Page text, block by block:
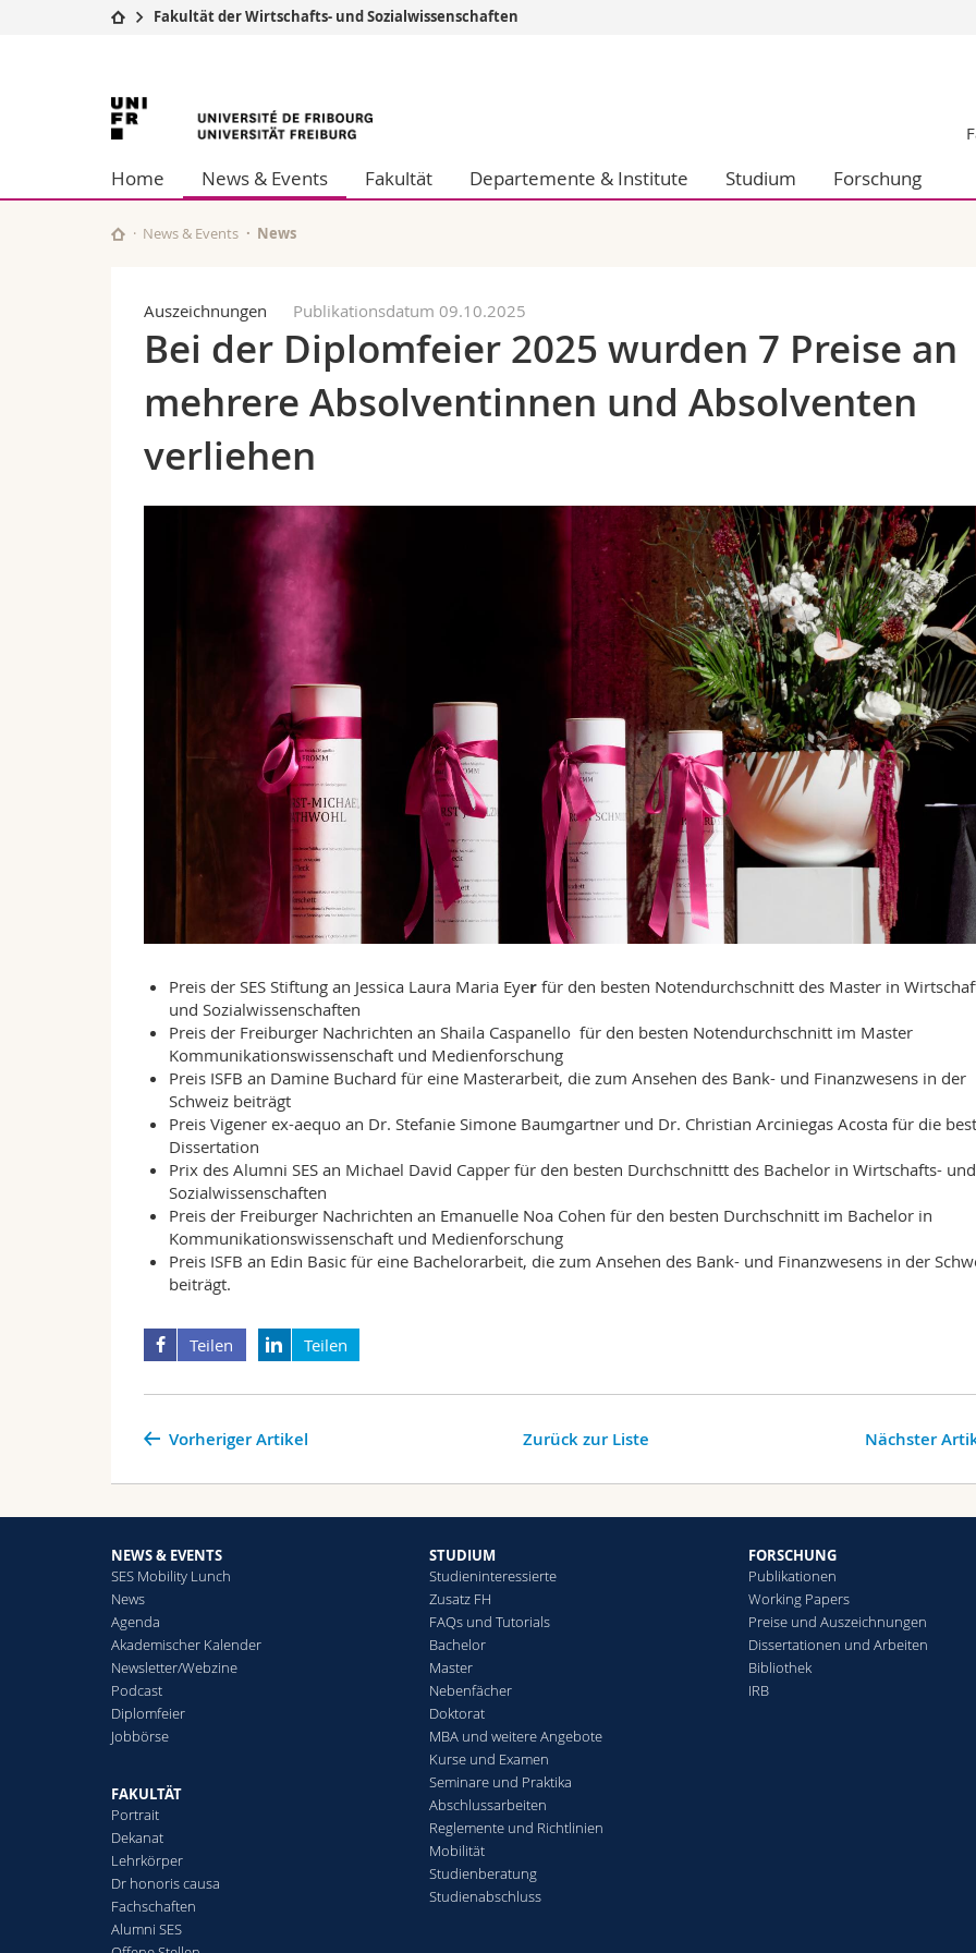
Studium
Campus
Universität
Weiterbildung
Theologische Fak.
Philosophische Fak.
Fak. für Erziehungs- und Bildungswissenschaften
Forschende
Mitarbeitende
Fakultät der Wirtschafts- und Sozialwissenschaften
Universität
Freiburg
Home News & Events Fakultät Departemente & Institute Studium Forschung
News & Events News
Auszeichnungen Publikationsdatum 09.10.2025
Bei der Diplomfeier 2025 wurden 7 Preise an
mehrere Absolventinnen und Absolventen
verliehen
Preis der SES Stiftung an Jessica Laura Maria Eyerfür den besten Notendurchschnitt des Master in
und Sozialwissenschaften
Preis der Freiburger Nachrichten an Shaila Caspanello für den besten Notendurchschnitt im Master
Kommunikationswissenschaft und Medienforschung
Preis ISFB an Damine Buchard für eine Masterarbeit, die zum Ansehen des Bank- und Finanzwesens in der
Schweiz beiträgt
Preis Vigener ex-aequo an Dr. Stefanie Simone Baumgartner und Dr. Christian Arciniegas Acosta für die
Dissertation
Prix des Alumni SES an Michael David Capper für den besten Durchschnittt des Bachelor in Wirtschafts- und
Sozialwissenschaften
Preis der Freiburger Nachrichten an Emanuelle Noa Cohen für den besten Durchschnitt im Bachelor in
Kommunikationswissenschaft und Medienforschung
Preis ISFB an Edin Basic für eine Bachelorarbeit, die zum Ansehen des Bank- und Finanzwesens in der
beiträgt.
Teilen Teilen
Nächster
Vorheriger Artikel Zurück zur Liste
NEWS & EVENTS
SES Mobility Lunch
News
Agenda
Akademischer Kalender
Newsletter/Webzine
Podcast
Diplomfeier
Jobbörse
FAKULTÄT
Portrait
Dekanat
Lehrkörper
Dr honoris causa
Fachschaften
Alumni SES
STUDIUM
Studieninteressierte
Zusatz FH
FAQs und Tutorials
Bachelor
Master
Nebenfächer
Doktorat
MBA und weitere Angebote
Kurse und Examen
Seminare und Praktika
Abschlussarbeiten
Reglemente und Richtlinien
Mobilität
Studienberatung
Studienabschluss
FORSCHUNG
Publikationen
Working Papers
Preise und Auszeichnungen
Dissertationen und Arbeiten
Bibliothek
IRB